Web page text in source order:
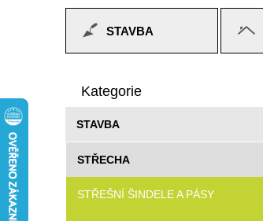
STAVBA
a
n
kategorie
Kategorie
STAVBA
STŘECHA
STŘEŠNÍ ŠINDELE A PÁSY